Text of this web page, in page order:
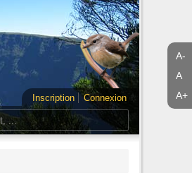
A-
A
A+
Inscription
Connexion